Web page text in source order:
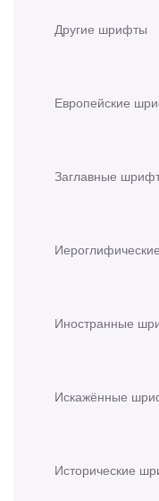
Другие шрифты
Европейские
Заглавные
Иностранные
Искажённые
Исторические